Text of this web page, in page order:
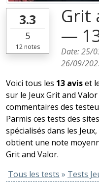
3.3
5
12notes
Grit
—
Date:25/
26/09/
Voici tous les 13 aviset
sur le Jeux Grit and
commentaires des
Parmis ces tests des
spécialisés dans les
obtient une note
Grit and Valor.
Tous les tests » Tests